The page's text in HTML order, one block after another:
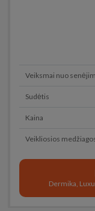
Veiksmai nuo
Sudėtis
Kaina
Veikliosios
Dermika,